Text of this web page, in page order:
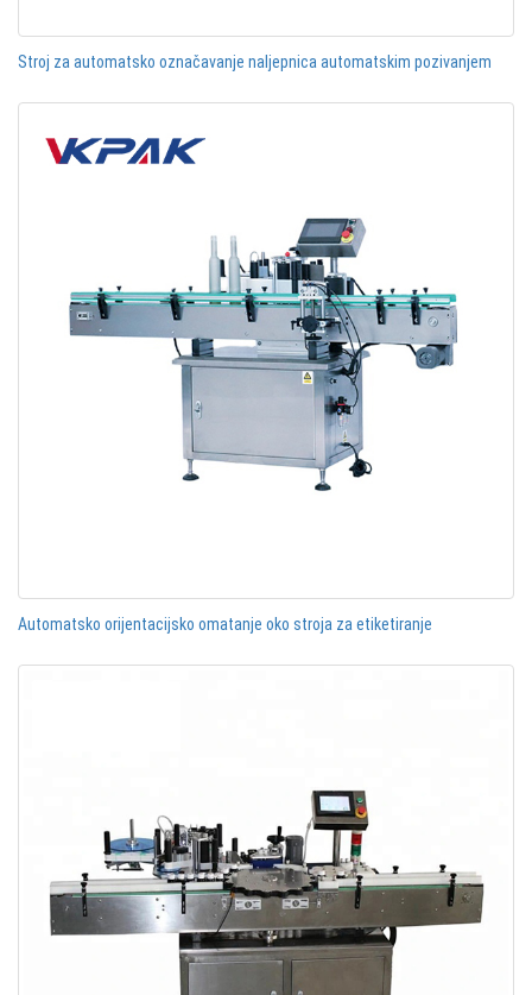
Stroj za automatsko označavanje naljepnica automatskim pozivanjem
Automatsko orijentacijsko omatanje oko stroja za etiketiranje